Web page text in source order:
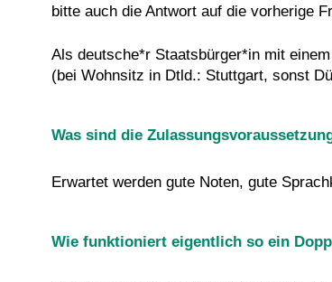
bitte auch die Antwort auf die vorherige
Als deutsche*r Staatsbürger*in mit
(bei Wohnsitz in Dtld.: Stuttgart, sonst
Was sind die
Erwartet werden gute Noten, gute
Wie funktioniert eigentlich so ein